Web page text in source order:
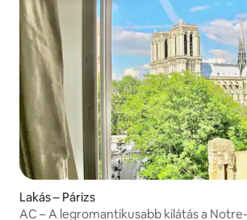
Lakás – Párizs
AC – A legromantikusabb kilátás a